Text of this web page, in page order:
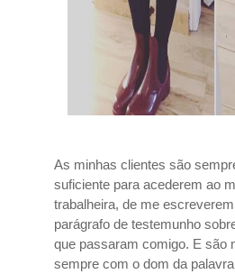
As minhas clientes são
suficiente para acederem ao
trabalheira, de me
parágrafo de testemunho
que passaram comigo. E são
sempre com o dom da